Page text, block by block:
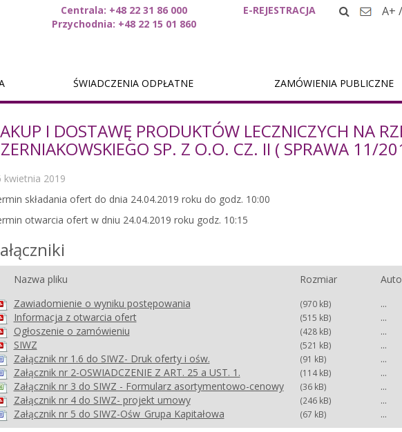
Centrala: +48 22 31 86 000
Przychodnia: +48 22 15 01 860
E-REJESTRACJA A+ /
ŚWIADCZENIA ODPŁATNE ZAMÓWIENIA PUBLICZNE
I DOSTAWĘ PRODUKTÓW LECZNICZYCH NA
SP. Z O.O. CZ. II ( SPRAWA 11/
kwietnia 2019
składania ofert do dnia 24.04.2019 roku do godz. 10:00
otwarcia ofert w dniu 24.04.2019 roku godz. 10:15
Nazwa pliku Rozmiar
Zawiadomienie o wyniku postępowania
(970 kB) ...
Informacja z otwarcia ofert
(515 kB) ...
Ogłoszenie o zamówieniu
(428 kB) ...
SIWZ
(521 kB) ...
Załącznik nr 1.6 do SIWZ- Druk oferty i ośw.
(91 kB) ...
Załącznik nr 2-OSWIADCZENIE Z ART. 25 a UST. 1.
(114 kB) ...
Załącznik nr 3 do SIWZ - Formularz asortymentowo-cenowy
(36 kB) ...
Załącznik nr 4 do SIWZ- projekt umowy
(246 kB) ...
Załącznik nr 5 do SIWZ-Ośw_Grupa Kapitałowa
(67 kB) ...